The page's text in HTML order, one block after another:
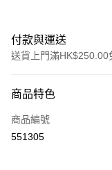
付款與運送
送貨上門滿HK$250.00
信用卡
Apple Pay
商品特色
商品編號
551305